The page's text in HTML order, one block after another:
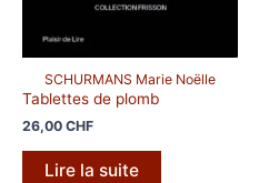
SCHURMANS Marie Noëlle
Tablettes de plomb
26,00 CHF
Lire la suite